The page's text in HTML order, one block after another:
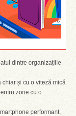
dintre organizațiile
și cu o viteză mică
zone cu o
performant,